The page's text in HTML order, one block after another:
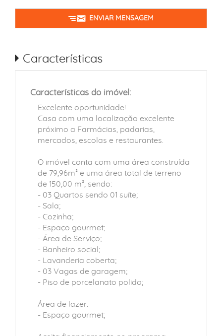
ENVIAR MENSAGEM
Características
Características do imóvel:
Excelente oportunidade!
Casa com uma localização excelente
próximo a Farmácias, padarias,
mercados, escolas e restaurantes.
O imóvel conta com uma área construída
de 79,96m² e uma área total de terreno
de 150,00 m², sendo:
- 03 Quartos sendo 01 suíte;
- Sala;
- Cozinha;
- Espaço gourmet;
- Área de Serviço;
- Banheiro social;
- Lavanderia coberta;
- 03 Vagas de garagem;
- Piso de porcelanato polido;
Área de lazer:
- Espaço gourmet;